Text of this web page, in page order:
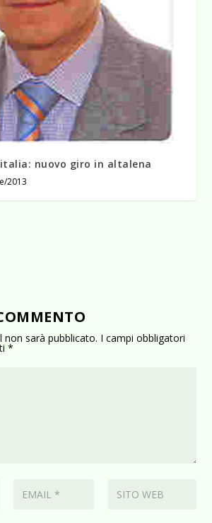
nuovo giro in altalena
2013
non sarà pubblicato. I campi obbligatori
*